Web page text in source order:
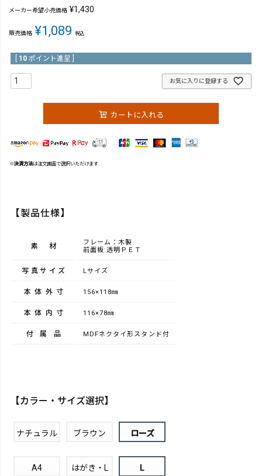
メーカー希望小売価格 ¥1,430
販売価格 ¥1,089 税込
10 ポイント進呈 ]
お気に入りに登録する
カートに入れる
※決済方法は注文画面で選択いただけます
【製品仕様】
素材
フレーム：木製
前面板:透明ＰＥＴ
写真サイズ Lサイズ
本体外寸 156×118㎜
本体内寸 116×78㎜
付属品 MDFネクタイ形スタンド付
【カラー・サイズ選択】
ナチュラル ブラウン ローズ
A4 はがき・L L